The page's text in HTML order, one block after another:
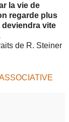
la vie de
regarde plus
deviendra vite
de R. Steiner